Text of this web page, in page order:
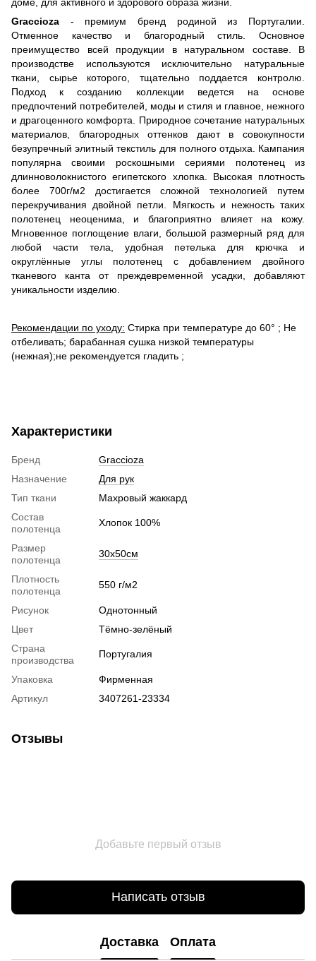
Graccioza - премиум бренд родиной из Португалии.
Отменное качество и благородный стиль. Основное
преимущество всей продукции в натуральном составе. В
производстве используются исключительно натуральные
ткани, сырье которого, тщательно поддается контролю.
Подход к созданию коллекции ведется на основе
предпочтений потребителей, моды и стиля и главное, нежного
и драгоценного комфорта. Природное сочетание натуральных
материалов, благородных оттенков дают в совокупности
безупречный элитный текстиль для полного отдыха. Кампания
популярна своими роскошными сериями полотенец из
длинноволокнистого египетского хлопка. Высокая плотность
более 700г/м2 достигается сложной технологией путем
перекручивания двойной петли. Мягкость и нежность таких
полотенец неоценима, и благоприятно влияет на кожу.
Мгновенное поглощение влаги, большой размерный ряд для
любой части тела, удобная петелька для крючка и
округлённые углы полотенец с добавлением двойного
тканевого канта от преждевременной усадки, добавляют
уникальности изделию.
Рекомендации по уходу: Стирка при температуре до 60° ; Не
отбеливать; барабанная сушка низкой температуры
(нежная);не рекомендуется гладить ;
Характеристики
Бренд
Graccioza
Назначение
Для рук
Тип ткани
Махровый жаккард
Состав
полотенца
Хлопок 100%
Размер
полотенца
30х50см
Плотность
полотенца
550 г/м2
Рисунок
Однотонный
Цвет
Тёмно-зелёный
Страна
производства
Португалия
Упаковка
Фирменная
Артикул
3407261-23334
Отзывы
Добавьте первый отзыв
Написать отзыв
Доставка Оплата